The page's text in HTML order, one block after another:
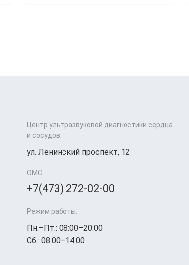
Центр ультразвуковой диагностики сердца
и сосудов:
ул. Ленинский проспект, 12
ОМС
+7(473) 272-02-00
Режим работы:
Пн.–Пт.: 08:00–20:00
Сб.: 08:00–14:00